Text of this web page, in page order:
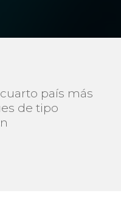
país más
de tipo